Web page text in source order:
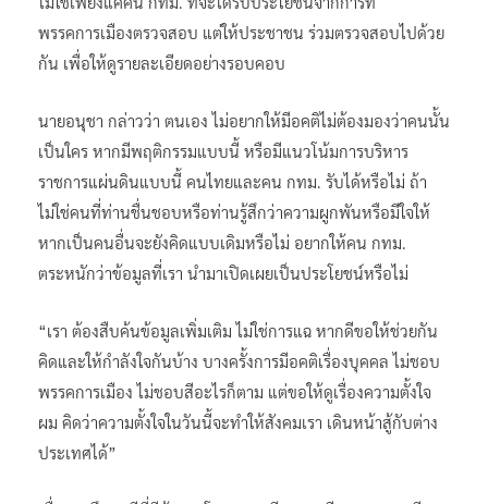
พรรคการเมืองตรวจสอบ แต่ให้ประชาชน ร่วมตรวจสอบไปด้วย
กัน เพื่อให้ดูรายละเอียดอย่างรอบคอบ
นายอนุชา กล่าวว่า ตนเอง ไม่อยากให้มีอคติไม่ต้องมองว่าคนนั้น
เป็นใคร หากมีพฤติกรรมแบบนี้ หรือมีแนวโน้มการบริหาร
ราชการแผ่นดินแบบนี้ คนไทยและคน กทม. รับได้หรือไม่ ถ้า
ไม่ใช่คนที่ท่านชื่นชอบหรือท่านรู้สึกว่าความผูกพันหรือมีใจให้
หากเป็นคนอื่นจะยังคิดแบบเดิมหรือไม่ อยากให้คน กทม.
ตระหนักว่าข้อมูลที่เรา นำมาเปิดเผยเป็นประโยชน์หรือไม่
“เรา ต้องสืบค้นข้อมูลเพิ่มเติม ไม่ใช่การแฉ หากดีขอให้ช่วยกัน
คิดและให้กำลังใจกันบ้าง บางครั้งการมีอคติเรื่องบุคคล ไม่ชอบ
พรรคการเมือง ไม่ชอบสีอะไรก็ตาม แต่ขอให้ดูเรื่องความตั้งใจ
ผม คิดว่าความตั้งใจในวันนี้จะทำให้สังคมเรา เดินหน้าสู้กับต่าง
ประเทศได้”